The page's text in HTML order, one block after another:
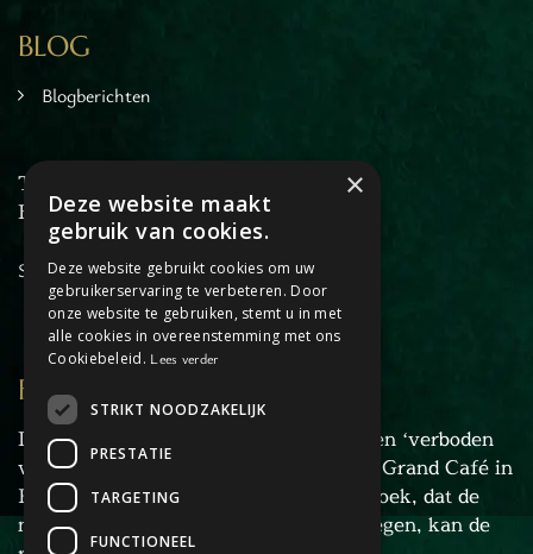
BLOG
Blogberichten
T: +31 6 27 34 46 45
E:
info@dagjehorstaandemaas.nl
Sitemap
FORBIDDEN FLOOR
De recherche van Horst is gestuit op een ‘verboden
verdieping’ in het pand van Liesbeth’s Grand Café in
Horst. Door de omvang van het onderzoek, dat de
naam ‘Forbidden Floor’ heeft meegekregen, kan de
×
Deze website maakt
gebruik van cookies.
Deze website gebruikt cookies om uw
gebruikerservaring te verbeteren. Door
onze website te gebruiken, stemt u in met
alle cookies in overeenstemming met ons
Cookiebeleid. Lees verder
STRIKT NOODZAKELIJK
PRESTATIE
TARGETING
FUNCTIONEEL